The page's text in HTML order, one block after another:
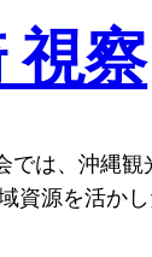
視察
では、沖縄
資源を活か